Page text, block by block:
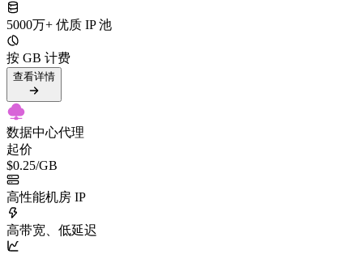
5000万+ 优质 IP 池
按 GB 计费
查看详情
数据中心代理
起价
$0.25/GB
高性能机房 IP
高带宽、低延迟